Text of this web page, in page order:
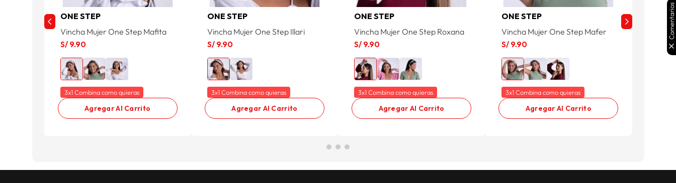
ONE STEP
Vincha Mujer One Step Mafita
S/ 9.90
3x1 Combina como quieras
Agregar Al Carrito
ONE STEP
Vincha Mujer One Step Illari
S/ 9.90
3x1 Combina como quieras
Agregar Al Carrito
ONE STEP
Vincha Mujer One Step Roxana
S/ 9.90
3x1 Combina como quieras
Agregar Al Carrito
ONE STEP
Vincha Mujer One Step Mafer
S/ 9.90
3x1 Combina como quieras
Agregar Al Carrito
ONE
90
Comentarios